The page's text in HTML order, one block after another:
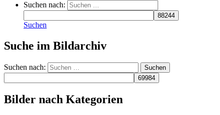
Suchen nach:
Suchen
Suche im Bildarchiv
Suchen nach:
Bilder nach Kategorien